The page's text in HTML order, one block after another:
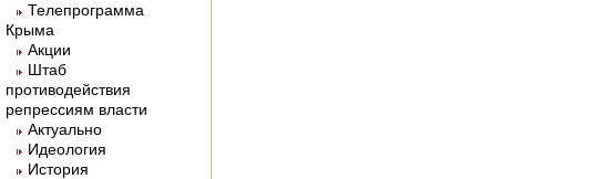
Телепрограмма
Крыма
Акции
Штаб
противодействия
репрессиям власти
Актуально
Идеология
История